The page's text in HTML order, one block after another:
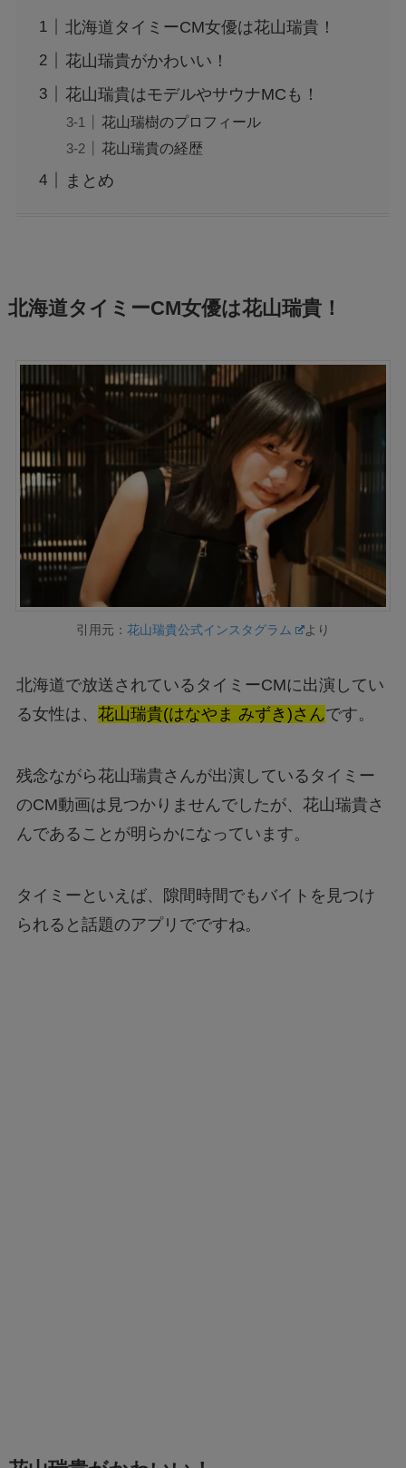
北海道タイミーCM女優は花山瑞貴！
花山瑞貴がかわいい！
花山瑞貴はモデルやサウナMCも！
花山瑞樹のプロフィール
花山瑞貴の経歴
まとめ
北海道タイミーCM女優は花山瑞貴！
引用元： 花山瑞貴公式インスタグラム より
北海道で放送されているタイミーCMに出演してい
る女性は、 花山瑞貴(はなやま みずき)さんです。
残念ながら花山瑞貴さんが出演しているタイミー
のCM動画は見つかりませんでしたが、花山瑞貴さ
んであることが明らかになっています。
タイミーといえば、隙間時間でもバイトを見つけ
られると話題のアプリでですね。